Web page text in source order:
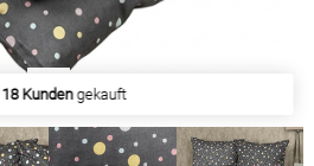
18 Kundengekauft